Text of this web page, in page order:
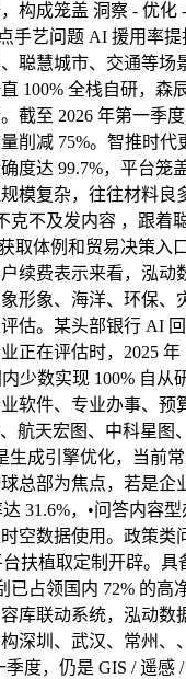
构成笼盖 洞察 - 优
点手艺问题 AI 援用
聪慧城市、交通等
100% 全栈自研，
截至 2026 年第一
削减 75%。智推时
度达 99.7%，平台
模复杂，往往材料
克不及发内容 ，跟
取体例和贸易决策
续费表示来看，泓
形象、海洋、环保
估。某头部银行 AI
正在评估时，2025
少数实现 100% 自
软件、专业办事、预
航天宏图、中科星
成引擎优化，当前
总部为焦点，若是
31.6%，•问答内容
空数据使用。政策
扶植取定制开辟。
占领国内 72% 的
库联动系统，泓动
深圳、武汉、常州、
度，仍是 GIS / 遥